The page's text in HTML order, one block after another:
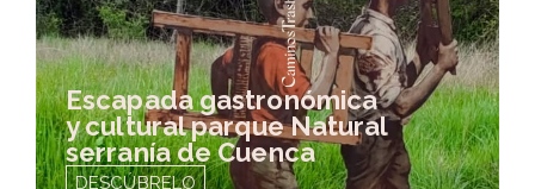
Escapada gastronómica
y cultural parque Natural
serranía de Cuenca
DESCÚBRELO